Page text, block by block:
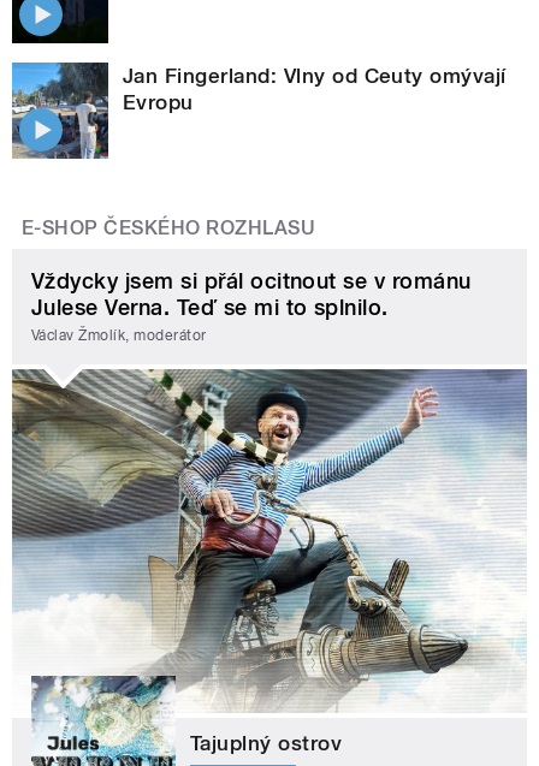
Jan Fingerland: Vlny od Ceuty omývají
Evropu
E-SHOP ČESKÉHO ROZHLASU
Vždycky jsem si přál ocitnout se v románu
Julese Verna. Teď se mi to splnilo.
Václav Žmolík, moderátor
Tajuplný ostrov